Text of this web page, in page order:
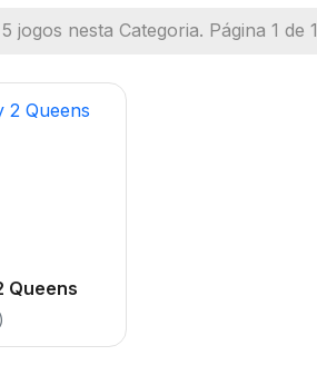
5 jogos nesta Categoria. Página 1 de 1
Queens